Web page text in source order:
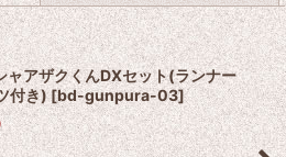
ャアザクくんDXセット(ランナー
付き)[bd-gunpura-03]